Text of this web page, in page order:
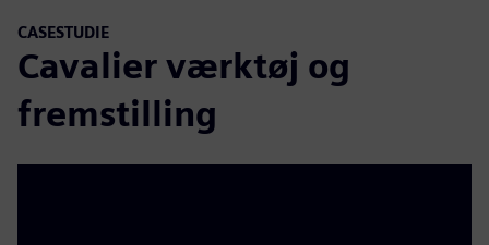
CASESTUDIE
Cavalier værktøj og
fremstilling